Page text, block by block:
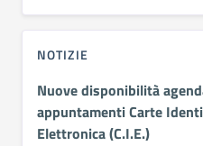
NOTIZIE
Nuove disponibilità
appuntamenti Carte
Elettronica (C.I.E.)